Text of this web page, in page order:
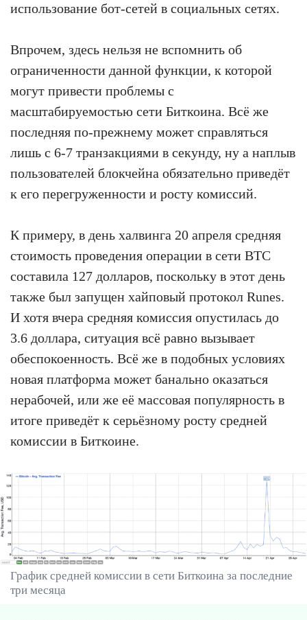
использование бот-сетей в социальных сетях.
Впрочем, здесь нельзя не вспомнить об
ограниченности данной функции, к которой
могут привести проблемы с
масштабируемостью сети Биткоина. Всё же
последняя по-прежнему может справляться
лишь с 6-7 транзакциями в секунду, ну а наплыв
пользователей блокчейна обязательно приведёт
к его перегруженности и росту комиссий.
К примеру, в день халвинга 20 апреля средняя
стоимость проведения операции в сети BTC
составила 127 долларов, поскольку в этот день
также был запущен хайповый протокол Runes.
И хотя вчера средняя комиссия опустилась до
3.6 доллара, ситуация всё равно вызывает
обеспокоенность. Всё же в подобных условиях
новая платформа может банально оказаться
нерабочей, или же её массовая популярность в
итоге приведёт к серьёзному росту средней
комиссии в Биткоине.
График средней комиссии в сети Биткоина за последние
три месяца